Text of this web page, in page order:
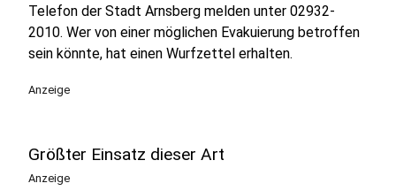
Telefon der Stadt Arnsberg melden unter 02932-
2010. Wer von einer möglichen Evakuierung betroffen
sein könnte, hat einen Wurfzettel erhalten.
Anzeige
Größter Einsatz dieser Art
Anzeige